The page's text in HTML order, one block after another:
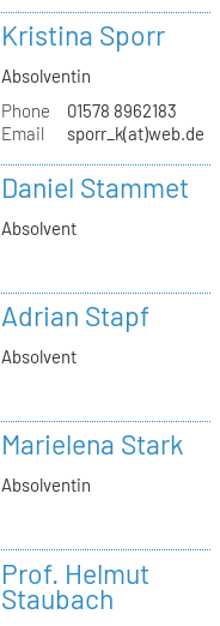
Kristina Sporr
Absolventin
Phone
01578 8962183
Email
sporr_k(at)web.de
Daniel Stammet
Absolvent
Adrian Stapf
Absolvent
Marielena Stark
Absolventin
Prof. Helmut
Staubach